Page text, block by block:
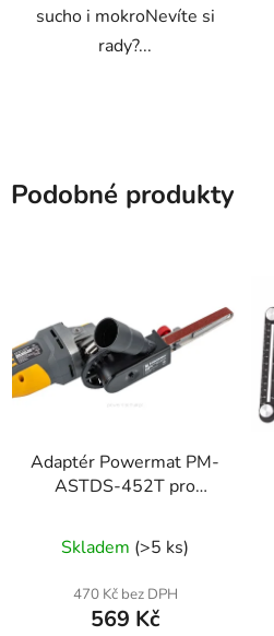
sucho i mokroNevíte si
rady?...
Podobné produkty
Adaptér Powermat PM-
ASTDS-452T pro
Skladem (>5 ks)
470 Kč bez DPH
569 Kč